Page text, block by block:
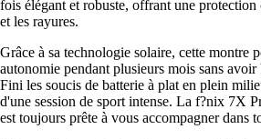
fois élégant et robuste, offrant une
et les rayures.
Grâce à sa technologie solaire, cette montre
autonomie pendant plusieurs mois sans avoir
Fini les soucis de batterie à plat en plein
d'une session de sport intense. La f?nix 7X
est toujours prête à vous accompagner dans